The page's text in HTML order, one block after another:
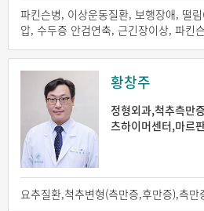
파킨슨병, 이상운동질환, 보행장애, 떨
압, 수두증 안검연축, 근긴장이상, 파킨
황창주
정형외과,척추측만
츠하이머센터,마르
요추질환,척추변형(측만증,후만증),측만